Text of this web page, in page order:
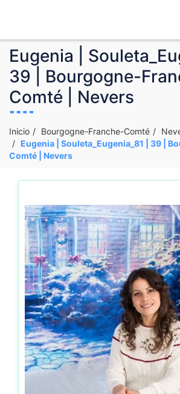
Eugenia |
39 | Bourgogne-
Comté | Nevers
Inicio Bourgogne-Franche-Comté
Eugenia | Souleta_Eugenia_81 | 39 |
Comté | Nevers